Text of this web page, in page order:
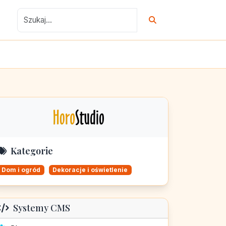
Kategorie
Dom i ogród Dekoracje i oświetlenie
Systemy CMS